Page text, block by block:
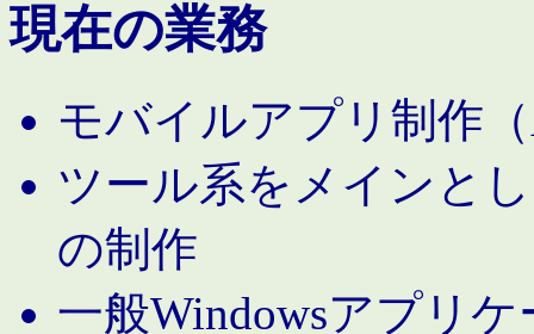
現在の業務
モバイルアプリ制作
ツール系をメインと
の制作
一般Windowsアプリ